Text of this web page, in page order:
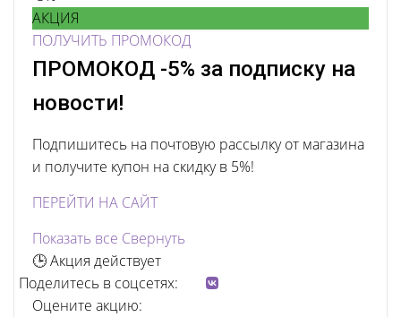
АКЦИЯ
ПОЛУЧИТЬ ПРОМОКОД
ПРОМОКОД -5% за подписку на
новости!
Подпишитесь на почтовую рассылку от магазина
и получите купон на скидку в 5%!
ПЕРЕЙТИ НА САЙТ
Показать все Свернуть
🕒 Акция действует
Поделитесь в соцсетях:
Оцените акцию: